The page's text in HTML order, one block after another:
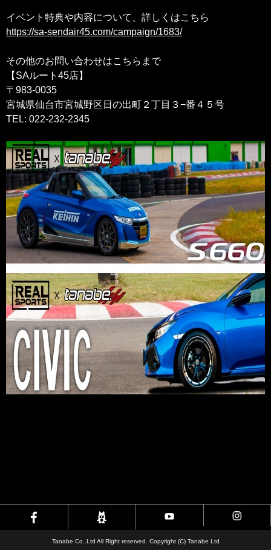
イベント特典や内容について、詳しくはこちら
https://sa-sendair45.com/campaign/1683/
その他のお問い合わせはこちらまで
【SAルート45店】
〒983-0035
宮城県仙台市宮城野区日の出町２丁目３−番４５号
TEL: 022-232-2345
Tanabe Co..Ltd All Right reserved. Copyright (C) Tanabe Ltd